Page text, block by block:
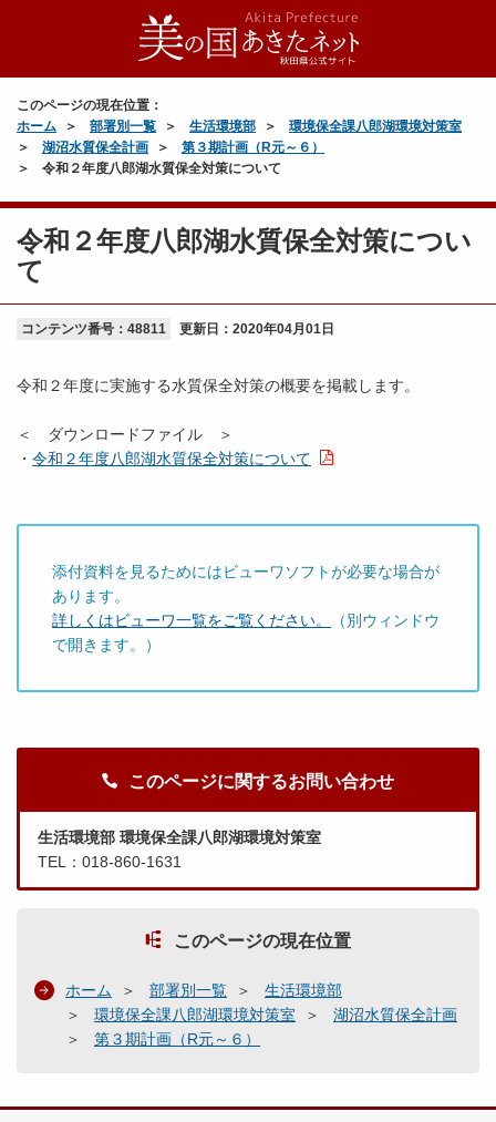
このページの現在位置：
ホーム
部署別一覧 生活環境部
環境保全課八郎湖環境対策室
湖沼水質保全計画
第３期計画（R元～６）
令和２年度八郎湖水質保全対策について
令和２年度八郎湖水質保全対策につい
て
コンテンツ番号：48811 更新日： 2020年04月01日
令和２年度に実施する水質保全対策の概要を掲載します。
＜ ダウンロードファイル ＞
・ 令和２年度八郎湖水質保全対策について
添付資料を見るためにはビューワソフトが必要な場合が
あります。
詳しくはビューワ一覧をご覧ください。
（別ウィンドウ
で開きます。）
このページに関するお問い合わせ
生活環境部 環境保全課八郎湖環境対策室
TEL：018-860-1631
このページの現在位置
ホーム 部署別一覧
生活環境部
環境保全課八郎湖環境対策室
湖沼水質保全計画
第３期計画（R元～６）